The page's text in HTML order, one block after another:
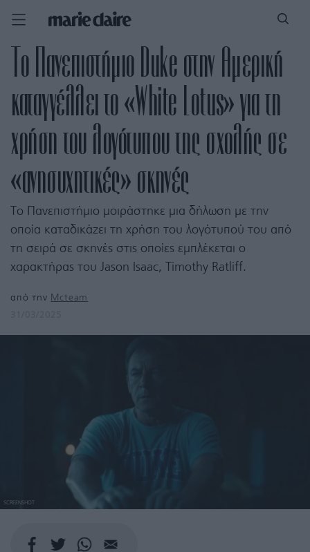
Το Πανεπιστήμιο Duke στην Αμερική
καταγγέλλει το «White Lotus» για τη
χρήση του λογότυπου της σχολής σε
«ανησυχητικές» σκηνές
Το Πανεπιστήμιο μοιράστηκε μια δήλωση με την
οποία καταδικάζει τη χρήση του λογότυπού του από
τη σειρά σε σκηνές στις οποίες εμπλέκεται ο
χαρακτήρας του Jason Isaac, Timothy Ratliff.
από την Mcteam
SCREENSHOT